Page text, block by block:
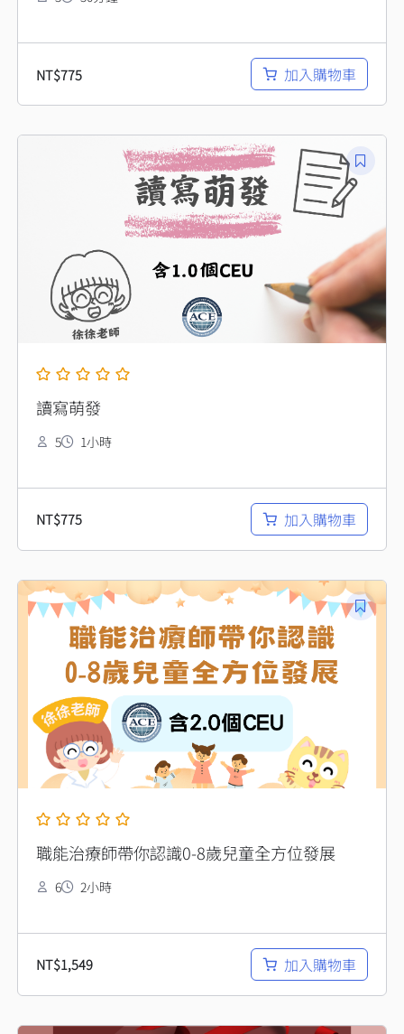
NT$775 加入購物車
讀寫萌發
5 1小時
NT$775 加入購物車
職能治療師帶你認識0-8歲兒童全方位發展
6 2小時
NT$1,549 加入購物車